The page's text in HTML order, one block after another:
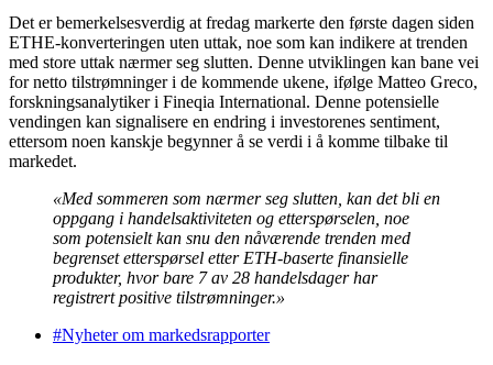
Det er bemerkelsesverdig at fredag markerte den første dagen siden
ETHE-konverteringen uten uttak, noe som kan indikere at trenden
med store uttak nærmer seg slutten. Denne utviklingen kan bane vei
for netto tilstrømninger i de kommende ukene, ifølge Matteo Greco,
forskningsanalytiker i Fineqia International. Denne potensielle
vendingen kan signalisere en endring i investorenes sentiment,
ettersom noen kanskje begynner å se verdi i å komme tilbake til
markedet.
«Med sommeren som nærmer seg slutten, kan det bli en
oppgang i handelsaktiviteten og etterspørselen, noe
som potensielt kan snu den nåværende trenden med
begrenset etterspørsel etter ETH-baserte finansielle
produkter, hvor bare 7 av 28 handelsdager har
registrert positive tilstrømninger.»
#Nyheter om markedsrapporter